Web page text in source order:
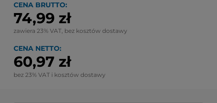
CENA BRUTTO:
74,99 zł
zawiera 23% VAT, bez kosztów dostawy
CENA NETTO:
60,97 zł
bez 23% VAT i kosztów dostawy